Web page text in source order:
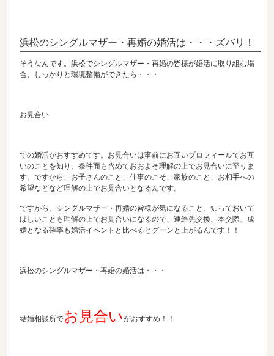
浜松のシングルマザー・再婚の婚活は・・・ズバリ！
そうなんです。浜松でシングルマザー・再婚の皆様が婚活に取り組む場
合、しっかりと環境整備ができたら・・・
お見合い
での婚活がおすすめです。お見合いは事前にお互いプロフィールでお互
いのことを知り、条件面も含めておおよそ理解の上でお見合いに至りま
す。ですから、お子さんのこと、仕事のこそ、家族のこと、お相手への
希望などなど理解の上でお見合いとなるんです。
ですから、シングルマザー・再婚の皆様が気になること、知っておいて
ほしいことも理解の上でお見合いになるので、連絡先交換、本交際、成
婚となる確率も婚活イベントと比べるとグーンと上がるんです！！
浜松のシングルマザー・再婚の婚活は・・・
結婚相談所でお見合いがおすすめ！！